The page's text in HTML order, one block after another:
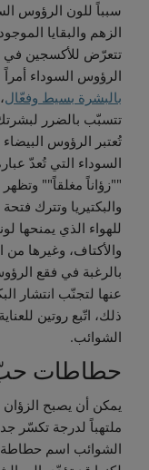
سبباً للون الرؤوس
الزهم والبقايا
تتعرّض للأكسجين في
الرؤوس السوداء
بالبشرة بسيط وفعّال
تتسبّب بالضرر
تُعتبر الرؤوس
السوداء التي تُعدّ
""زؤاناً مغلقاً"" وتظهر
والبكتيريا وتترك
للهواء الذي يمنحها
والأكتاف، وغيرها
بالرغبة في فقع
عنها لتجنّب انتشار
ذلك، اتّبع روتين
الشوائب.
حطاطات
يمكن أن يصبح
ملتهباً لدرجة تكسّر
الشوائب اسم حطاطة،